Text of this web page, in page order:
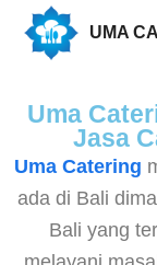
UMA
Uma
Jasa
Uma Catering
ada di Bali
Bali yang